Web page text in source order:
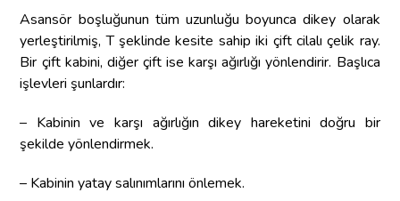
Asansör boşluğunun tüm uzunluğu boyunca dikey olarak
yerleştirilmiş, T şeklinde kesite sahip iki çift cilalı çelik ray.
Bir çift kabini, diğer çift ise karşı ağırlığı yönlendirir. Başlıca
işlevleri şunlardır:
– Kabinin ve karşı ağırlığın dikey hareketini doğru bir
şekilde yönlendirmek.
– Kabinin yatay salınımlarını önlemek.